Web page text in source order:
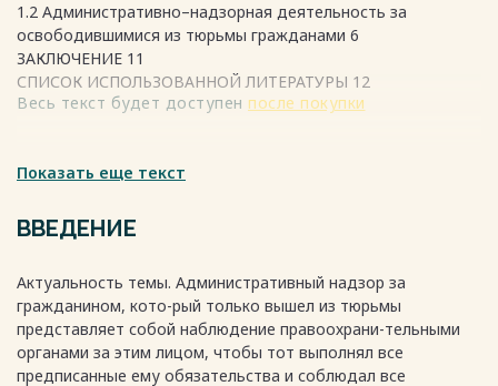
1.2 Административно–надзорная деятельность за
освободившимися из тюрьмы гражданами 6
ЗАКЛЮЧЕНИЕ 11
СПИСОК ИСПОЛЬЗОВАННОЙ ЛИТЕРАТУРЫ 12
Весь текст будет доступен после покупки
Показать еще текст
ВВЕДЕНИЕ
Актуальность темы. Административный надзор за
гражданином, кото-рый только вышел из тюрьмы
представляет собой наблюдение правоохрани-тельными
органами за этим лицом, чтобы тот выполнял все
предписанные ему обязательства и соблюдал все